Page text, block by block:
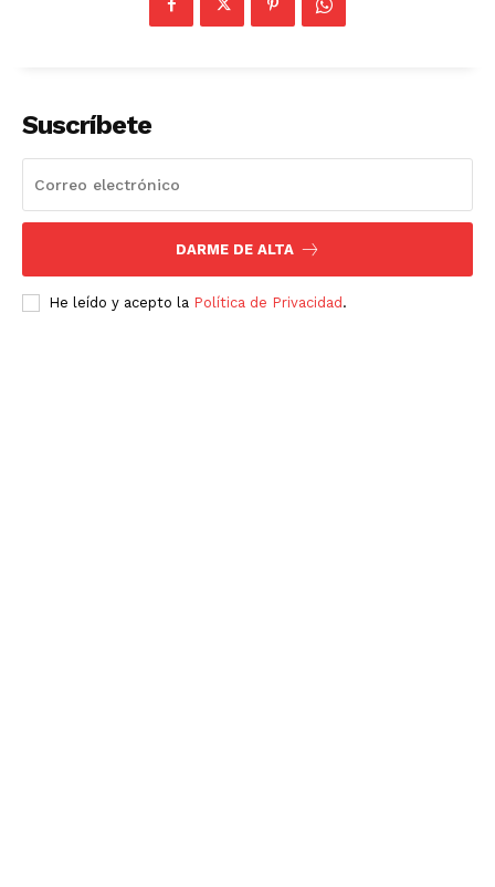
Suscríbete
DARME DE ALTA
He leído y acepto la Política de Privacidad .